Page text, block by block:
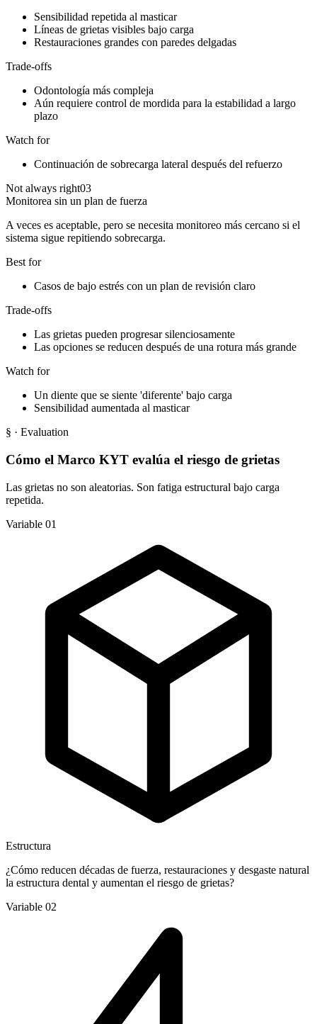
Sensibilidad repetida al masticar
Líneas de grietas visibles bajo carga
Restauraciones grandes con paredes delgadas
Trade-offs
Odontología más compleja
Aún requiere control de mordida para la estabilidad a largo
plazo
Watch for
Continuación de sobrecarga lateral después del refuerzo
Not always right03
Monitorea sin un plan de fuerza
A veces es aceptable, pero se necesita monitoreo más cercano si el
sistema sigue repitiendo sobrecarga.
Best for
Casos de bajo estrés con un plan de revisión claro
Trade-offs
Las grietas pueden progresar silenciosamente
Las opciones se reducen después de una rotura más grande
Watch for
Un diente que se siente 'diferente' bajo carga
Sensibilidad aumentada al masticar
§ · Evaluation
Cómo el Marco KYT evalúa el riesgo de grietas
Las grietas no son aleatorias. Son fatiga estructural bajo carga
repetida.
Variable 01
Estructura
¿Cómo reducen décadas de fuerza, restauraciones y desgaste natural
la estructura dental y aumentan el riesgo de grietas?
Variable 02